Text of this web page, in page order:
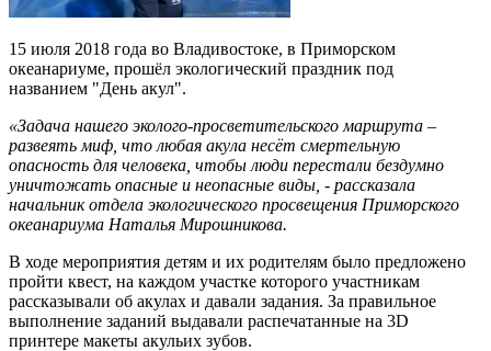
15 июля 2018 года во Владивостоке, в Приморском
океанариуме, прошёл экологический праздник под
названием "День акул".
«Задача нашего эколого-просветительского маршрута –
развеять миф, что любая акула несёт смертельную
опасность для человека, чтобы люди перестали бездумно
уничтожать опасные и неопасные виды, - рассказала
начальник отдела экологического просвещения Приморского
океанариума Наталья Мирошникова.
В ходе мероприятия детям и их родителям было предложено
пройти квест, на каждом участке которого участникам
рассказывали об акулах и давали задания. За правильное
выполнение заданий выдавали распечатанные на 3D
принтере макеты акульих зубов.